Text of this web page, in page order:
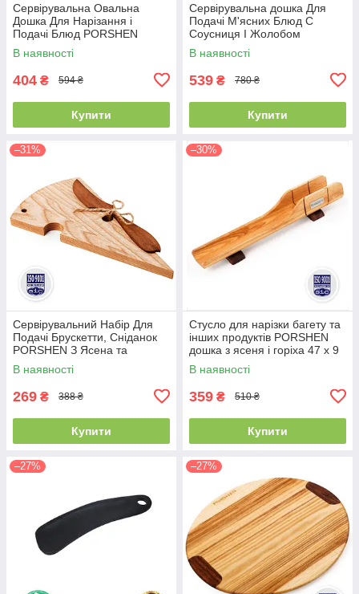
Сервірувальна Овальна
Дошка Для Нарізання і
Подачі Блюд PORSHEN
Дерев'яна З Ясена І Горіха
42 х 25 х 1.8 см (DNP 007)
В наявності
404 ₴ 594 ₴
Купити
Сервірувальна дошка Для
Подачі М'ясних Блюд С
Соусниця І Жолобом
PORSHEN З Ясена й Горіха
45 х 26 х 1.8 см (DP 001)
В наявності
539 ₴ 780 ₴
Купити
–31%
Сервірувальний Набір Для
Подачі Брускетти, Сніданок
PORSHEN З Ясена та
Горіхового Ножичка 20 х 15
см (NSN 001)
В наявності
269 ₴ 388 ₴
Купити
–30%
Стусло для нарізки багету та
інших продуктів PORSHEN
дошка з ясеня і горіха 47 х 9
см (S 001)
В наявності
359 ₴ 510 ₴
Купити
–27% –27%